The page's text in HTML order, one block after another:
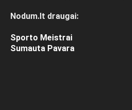
Nodum.lt draugai:
Sporto Meistrai
Sumauta Pavara